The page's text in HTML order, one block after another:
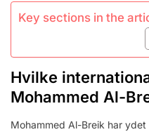
Key sections in the
Hvilke
Mohammed Al-
Mohammed Al-Breik har